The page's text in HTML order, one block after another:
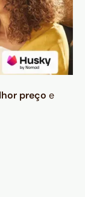
preço e